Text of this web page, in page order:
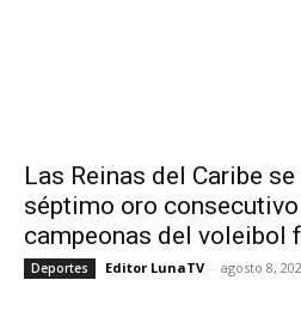
Las Reinas del Caribe
séptimo oro
campeonas del voleibol
Deportes Editor LunaTV - agosto 8,